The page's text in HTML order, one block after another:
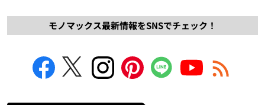
モノマックス最新情報をSNSでチェック！